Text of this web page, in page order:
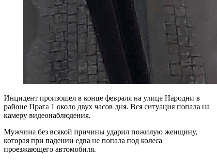
Инцидент произошел в конце февраля на улице Народни в
районе Прага 1 около двух часов дня. Вся ситуация попала на
камеру видеонаблюдения.
Мужчина без всякой причины ударил пожилую женщину,
которая при падении едва не попала под колеса
проезжающего автомобиля.